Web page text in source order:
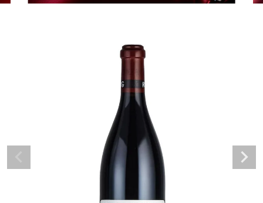
詳細検索する
勝田商店について
ギフトラッピング